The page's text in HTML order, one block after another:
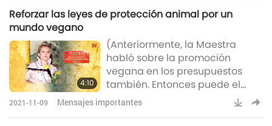
social y política. En el nuevo
solución", la Maestra Suprema
Ching Hai nos muestra la clave
para responder a todas estas
crisis: Cada clase de amor
emitirá una hermosa e
Reforzar las leyes de protección animal por un
mundo vegano
4:10
(Anteriormente, la Maestra
habló sobre la promoción
vegana en los presupuestos
también. Entonces puede el
mundo alguna vez unirse para
aprobar una ley vegana?)
2021-11-09 Mensajes importantes